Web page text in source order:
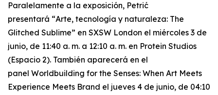
Paralelamente a la exposición, Petrić
presentará “Arte, tecnología y naturaleza: The
Glitched Sublime” en SXSW London el miércoles 3 de
junio, de 11:40 a. m. a 12:10 a. m. en Protein Studios
(Espacio 2). También aparecerá en el
panel Worldbuilding for the Senses: When Art Meets
Experience Meets Brand el jueves 4 de junio, de 04:10